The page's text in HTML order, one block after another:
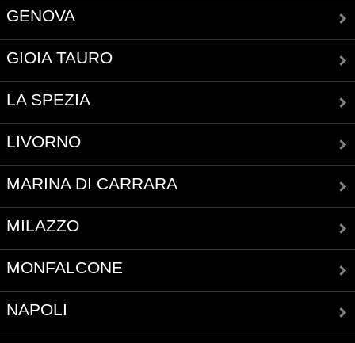
GENOVA
GIOIA TAURO
LA SPEZIA
LIVORNO
MARINA DI CARRARA
MILAZZO
MONFALCONE
NAPOLI